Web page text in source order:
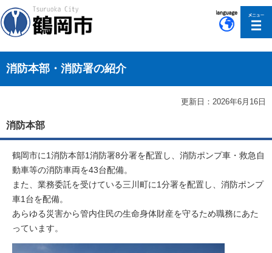
消防本部・消防署の紹介
更新日：2026年6月16日
消防本部
鶴岡市に1消防本部1消防署8分署を配置し、消防ポンプ車・救急自
動車等の消防車両を43台配備。
また、業務委託を受けている三川町に1分署を配置し、消防ポンプ
車1台を配備。
あらゆる災害から管内住民の生命身体財産を守るため職務にあた
っています。